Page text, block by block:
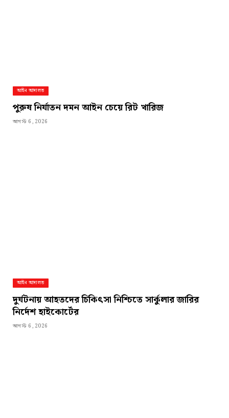
আইন আদালত
পুরুষ নির্যাতন দমন আইন চেয়ে রিট খারিজ
আগস্ট 6, 2026
আইন আদালত
দুর্ঘটনায় আহতদের চিকিৎসা নিশ্চিতে সার্কুলার জারির
নির্দেশ হাইকোর্টের
আগস্ট 6, 2026